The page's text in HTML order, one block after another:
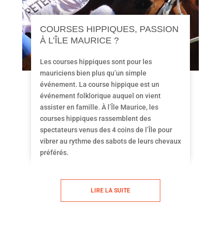
COURSES HIPPIQUES, PASSION
À L’ÎLE MAURICE ?
Les courses hippiques sont pour les
mauriciens bien plus qu’un simple
événement. La course hippique est un
événement folklorique auquel on vient
assister en famille. À l’Île Maurice, les
courses hippiques rassemblent des
spectateurs venus des 4 coins de l’Île pour
vibrer au rythme des sabots de leurs chevaux
préférés.
LIRE LA SUITE